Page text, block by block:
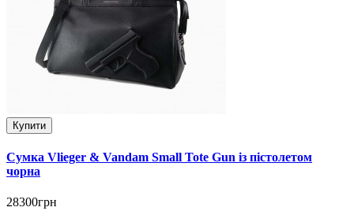
Купити
Сумка Vlieger & Vandam Small Tote Gun із пістолетом
чорна
28300грн